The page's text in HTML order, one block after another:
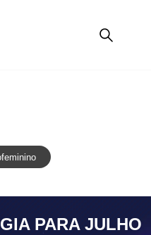
PARA JULHO